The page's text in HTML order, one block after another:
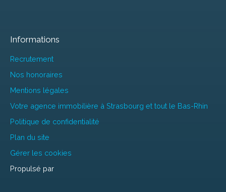
Informations
Recrutement
Nos honoraires
Mentions légales
Votre agence immobilière à Strasbourg et tout le Bas-Rhin
Politique de confidentialité
Plan du site
Gérer les cookies
Propulsé par